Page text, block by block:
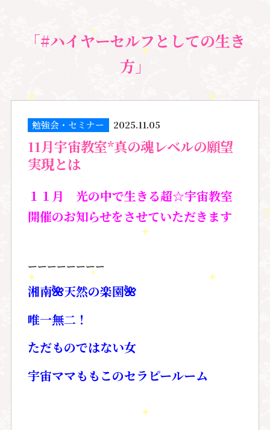
「#ハイヤーセルフとしての生き
方」
勉強会・セミナー 2025.11.05
11月宇宙教室*真の魂レベルの願望
実現とは
１１月 光の中で生きる超☆宇宙教室
開催のお知らせをさせていただきます
ーーーーーーーー
湘南🌺天然の楽園🌺
唯一無二！
ただものではない女
宇宙ママももこのセラピールーム